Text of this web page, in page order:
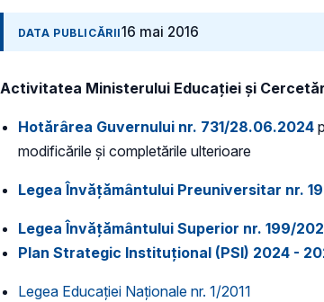
DATA PUBLICĂRII16 mai 2016
Activitatea Ministerului Educației și
Hotărârea Guvernului nr. 731/28.06.2024
modificările și completările ulterioare
Legea Învățământului Preuniversitar nr.
Legea Învățământului Superior nr. 199/
Plan Strategic Instituțional (PSI) 2024 -
Legea Educației Naționale nr. 1/2011